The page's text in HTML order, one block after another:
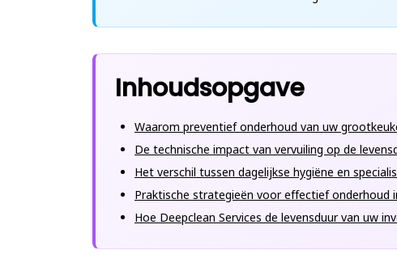
Inhoudsopgave
Waarom preventief onderhoud van uw
De technische impact van vervuiling op de
Het verschil tussen dagelijkse hygiëne en
Praktische strategieën voor effectief onderhoud
Hoe Deepclean Services de levensduur van uw